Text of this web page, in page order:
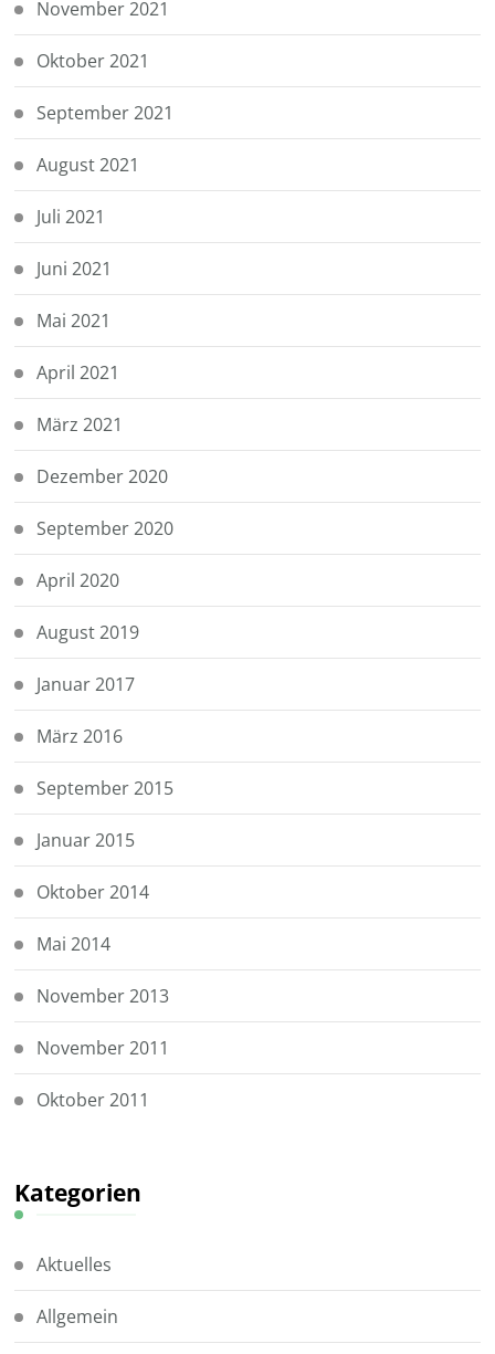
November 2021
Oktober 2021
September 2021
August 2021
Juli 2021
Juni 2021
Mai 2021
April 2021
März 2021
Dezember 2020
September 2020
April 2020
August 2019
Januar 2017
März 2016
September 2015
Januar 2015
Oktober 2014
Mai 2014
November 2013
November 2011
Oktober 2011
Kategorien
Aktuelles
Allgemein